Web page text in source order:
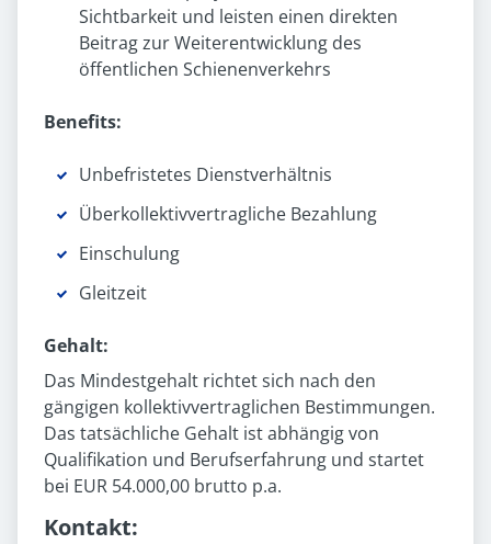
Sichtbarkeit und leisten einen direkten
Beitrag zur Weiterentwicklung des
öffentlichen Schienenverkehrs
Benefits:
Unbefristetes Dienst­verhältnis
Überkollektiv­vertragliche Bezahlung
Einschulung
Gleitzeit
Gehalt:
Das Mindestgehalt richtet sich nach den
gängigen kollektivvertraglichen Bestimmungen.
Das tatsächliche Gehalt ist abhängig von
Qualifikation und Berufserfahrung und startet
bei EUR 54.000,00 brutto p.a.
Kontakt: